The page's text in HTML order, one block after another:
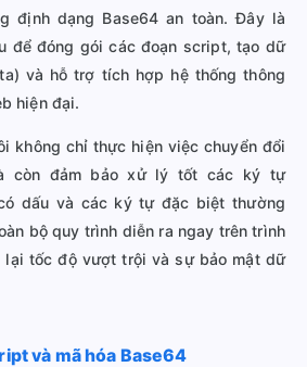
định dạng Base64 an toàn. Đây là
để đóng gói các đoạn script, tạo dữ
và hỗ trợ tích hợp hệ thống thông
hiện đại.
không chỉ thực hiện việc chuyển đổi
còn đảm bảo xử lý tốt các ký tự
dấu và các ký tự đặc biệt thường
bộ quy trình diễn ra ngay trên trình
lại tốc độ vượt trội và sự bảo mật dữ
và mã hóa Base64